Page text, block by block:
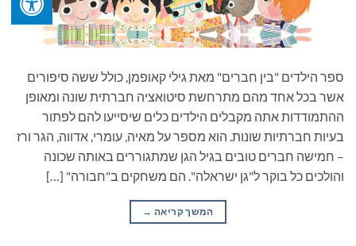
ספר הילדים "בין חברים" מאת גילי קאופמן, כולל ששה סיפורים
אשר בכל אחד מהם מתרחשת סיטואציה חברתית שונה ומאופן
ההתמודדות אתה מקבלים הילדים כלים שיסייעו להם לפתור
בעיות חברתיות שונות. הוא מספר על מאיה, עומרי, אדווה, הגר ורז
– חמישה חברים טובים בגיל הגן שמתגוררים באותה שכונה
והולכים כל בוקר ל"גן ישראלה". הם משחקים ב"חבורה" […]
המשך קריאה →